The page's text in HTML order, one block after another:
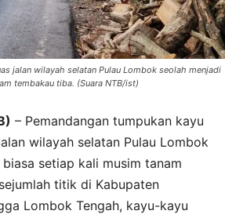
jalan wilayah selatan Pulau Lombok seolah menjadi
tembakau tiba. (Suara NTB/ist)
– Pemandangan tumpukan kayu
wilayah selatan Pulau Lombok
setiap kali musim tanam
titik di Kabupaten
Lombok Tengah, kayu-kayu